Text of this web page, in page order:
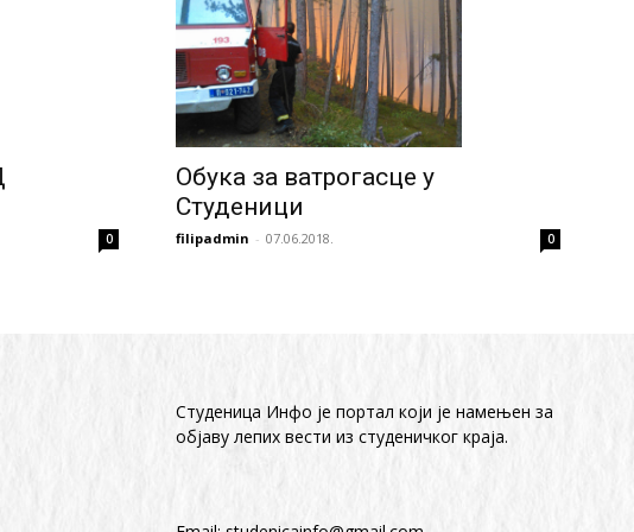
0
Обука за ватрогасце у
Студеници
filipadmin - 07.06.2018. 0
Студеница Инфо је портал који је намењен за
објaву лепих вести из студеничког краја.